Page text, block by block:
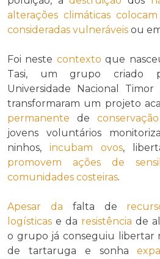
alterações climáticas
consideradas vulneráveis ou
Foi neste contexto que
Tasi, um grupo criado
Universidade Nacional Timor
transformaram um projeto
permanente de
jovens voluntários
ninhos,incubam ovos,
promovem
ações de
comunidades costeiras.
Apesar da falta de
logísticas e da resistência de
o grupo já conseguiu libertar
de tartaruga e sonha